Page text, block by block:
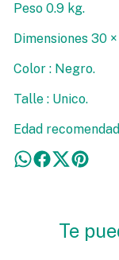
Peso 0.9 kg.
Dimensiones 30
Color : Negro.
Talle : Unico.
Edad
Te